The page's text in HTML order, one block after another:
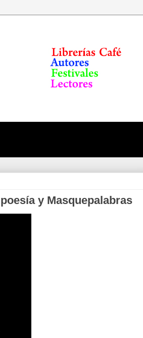
y Masquepalabras